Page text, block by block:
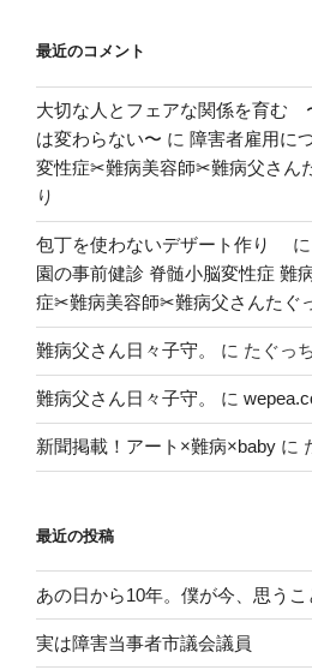
o
k
n
最近のコメント
大切な人とフェアな関係を育む
は変わらない〜 に 障害者雇用に
変性症✂︎難病美容師✂︎難病父さん
り
包丁を使わないデザート作り に
園の事前健診 脊髄小脳変性症 難
症✂︎難病美容師✂︎難病父さんたぐ
難病父さん日々子守。 に たぐっ
難病父さん日々子守。 に
新聞掲載！アート×難病×baby に
最近の投稿
あの日から10年。僕が今、思うこ
実は障害当事者市議会議員